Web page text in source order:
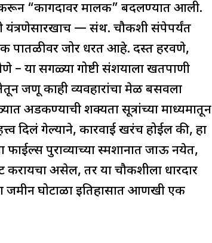
करून “कागदावर मालक” बदलण्यात आली.
यंत्रणेसारखाच — संथ. चौकशी संपेपर्यंत
पातळीवर जोर धरत आहे. दस्त हरवणे,
– या सगळ्या गोष्टी संशयाला खतपाणी
जणू काही व्यवहारांचा मेळ बसवला
अडकण्याची शक्यता सूत्रांच्या माध्यमातून
दिलं गेल्याने, कारवाई खरंच होईल की, हा
पुराव्याच्या स्मशानात जाऊ नयेत,
असेल, तर या चौकशीला धारदार
जमीन घोटाळा इतिहासात आणखी एक